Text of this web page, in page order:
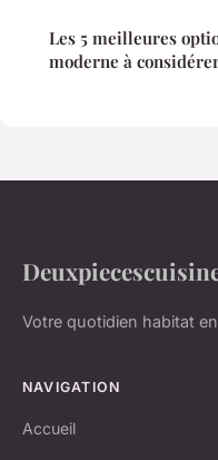
Les 5 meilleures
moderne à
Votre quotidien habitat
NAVIGATION
Accueil